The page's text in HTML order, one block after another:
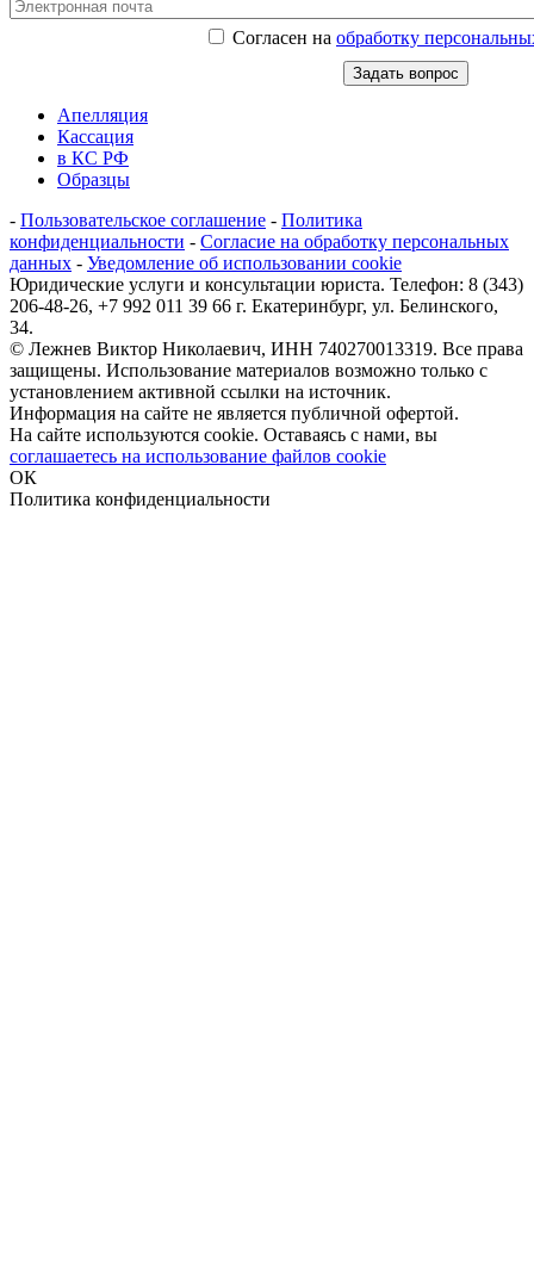
Согласен на обработку
Апелляция
Кассация
в КС РФ
Образцы
- Пользовательское соглашение - Политика
конфиденциальности - Согласие на обработку персональных
данных - Уведомление об использовании cookie
Юридические услуги и консультации юриста. Телефон: 8 (343)
206-48-26, +7 992 011 39 66 г. Екатеринбург, ул. Белинского,
34.
© Лежнев Виктор Николаевич, ИНН 740270013319. Все права
защищены. Использование материалов возможно только с
установлением активной ссылки на источник.
Информация на сайте не является публичной офертой.
На сайте используются cookie. Оставаясь с нами, вы
соглашаетесь на использование файлов cookie
ОК
Политика конфиденциальности